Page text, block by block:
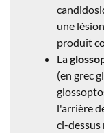
une
produit
La
(en grec
l'arrière
ci-dessus